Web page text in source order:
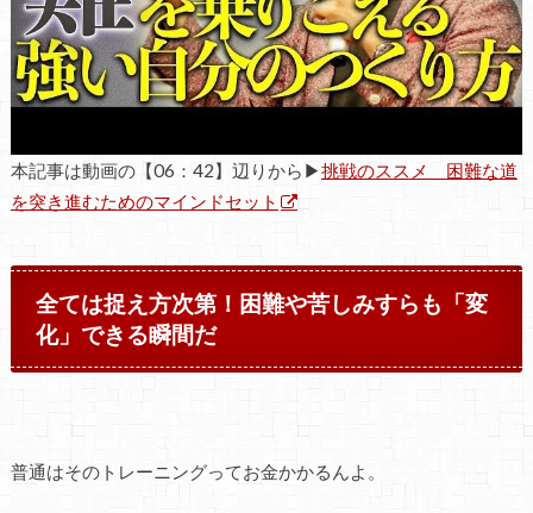
本記事は動画の【06：42】辺りから▶挑戦のススメ 困難な道
を突き進むためのマインドセット
全ては捉え方次第！困難や苦しみすらも「変
化」できる瞬間だ
普通はそのトレーニングってお金かかるんよ。